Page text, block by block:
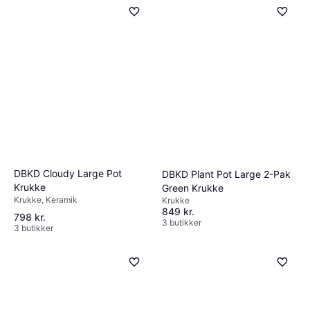
DBKD Cloudy Large Pot
Krukke
Krukke, Keramik
798 kr.
3 butikker
DBKD Plant Pot Large 2-Pak
Green Krukke
Krukke
849 kr.
3 butikker